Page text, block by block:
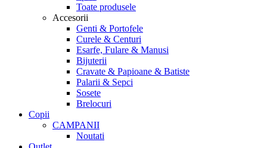
Toate produsele
Accesorii
Genti & Portofele
Curele & Centuri
Esarfe, Fulare & Manusi
Bijuterii
Cravate & Papioane & Batiste
Palarii & Sepci
Sosete
Brelocuri
Copii
CAMPANII
Noutati